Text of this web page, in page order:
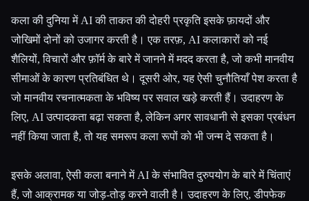
कला की दुनिया में AI की ताकत की दोहरी प्रकृति इसके फ़ायदों और
जोखिमों दोनों को उजागर करती है। एक तरफ़, AI कलाकारों को नई
शैलियों, विचारों और फ़ॉर्म के बारे में जानने में मदद करता है, जो कभी मानवीय
सीमाओं के कारण प्रतिबंधित थे। दूसरी ओर, यह ऐसी चुनौतियाँ पेश करता है
जो मानवीय रचनात्मकता के भविष्य पर सवाल खड़े करती हैं। उदाहरण के
लिए, AI उत्पादकता बढ़ा सकता है, लेकिन अगर सावधानी से इसका प्रबंधन
नहीं किया जाता है, तो यह समरूप कला रूपों को भी जन्म दे सकता है।
इसके अलावा, ऐसी कला बनाने में AI के संभावित दुरुपयोग के बारे में चिंताएं
हैं, जो आक्रामक या जोड़-तोड़ करने वाली है। उदाहरण के लिए, डीपफेक